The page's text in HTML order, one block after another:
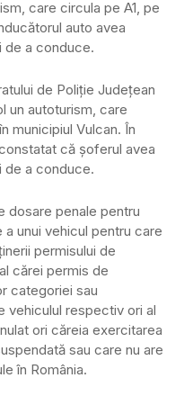
care circula pe A1, pe
auto avea
de a conduce.
de Poliție Județean
un autoturism, care
municipiul Vulcan. În
că șoferul avea
de a conduce.
dosare penale pentru
unui vehicul pentru care
permisului de
cărei permis de
categoriei sau
vehiculul respectiv ori al
ori căreia exercitarea
sau care nu are
în România.